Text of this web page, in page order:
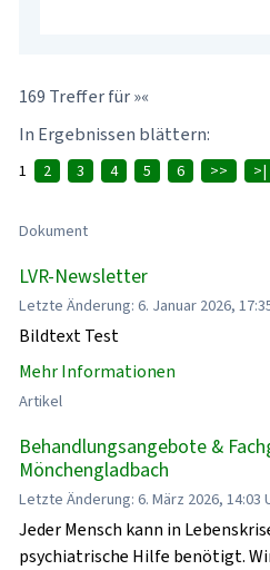
169 Treffer für »«
In Ergebnissen blättern:
1 2 3 4 5 6 >> >|
Dokument
LVR-Newsletter
Letzte Änderung: 6. Januar 2026,
Bildtext Test
Mehr Informationen
Artikel
Behandlungsangebote &
Mönchengladbach
Letzte Änderung: 6. März 2026, 14:03
Jeder Mensch kann in
psychiatrische Hilfe benötigt.